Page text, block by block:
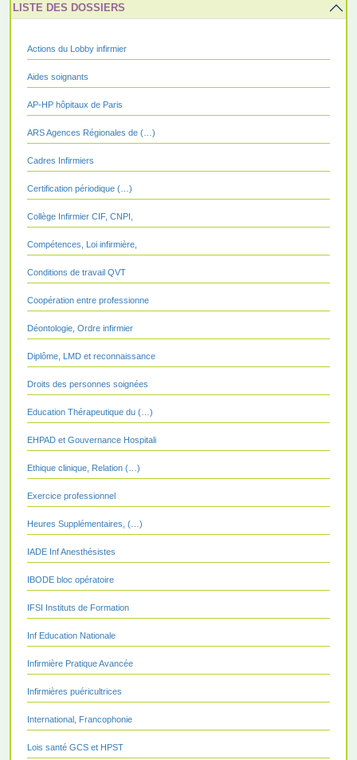
LISTE DES DOSSIERS
Actions du Lobby infirmier
Aides soignants
AP-HP hôpitaux de Paris
ARS Agences Régionales de (…)
Cadres Infirmiers
Certification périodique (…)
Collège Infirmier CIF, CNPI,
Compétences, Loi infirmière,
Conditions de travail QVT
Coopération entre professionne
Déontologie, Ordre infirmier
Diplôme, LMD et reconnaissance
Droits des personnes soignées
Education Thérapeutique du (…)
EHPAD et Gouvernance Hospitali
Ethique clinique, Relation (…)
Exercice professionnel
Heures Supplémentaires, (…)
IADE Inf Anesthésistes
IBODE bloc opératoire
IFSI Instituts de Formation
Inf Education Nationale
Infirmière Pratique Avancée
Infirmières puéricultrices
International, Francophonie
Lois santé GCS et HPST